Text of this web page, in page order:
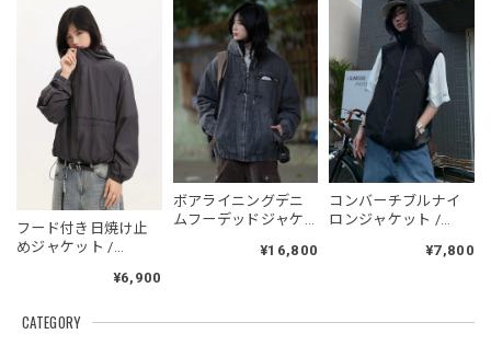
CATEGORY
フーデッドスタジアムジャンバー / Hooded Stadium Jumper
ブラック/L
2026/05/28
NCLLW オリジナルドッグタグネックレス / NCLLW Original Dog Tag Necklace
2026/05/27
スタンドカラーレトロジャケット / Stand Collar Retro Jacket
フード付き日焼け止
めジャケット /
¥6,900
ボアライニングデニ
ムフーデッドジャケ
Denim Hooded¥16,800
コンバーチブルナイ
ロンジャケット /
¥7,800